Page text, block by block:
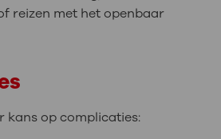
reizen met het openbaar
kans op complicaties: